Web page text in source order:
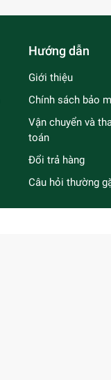
Hướng dẫn
Giới thiệu
Chính sách bảo
Vận chuyển và
toán
Đổi trả hàng
Câu hỏi thường